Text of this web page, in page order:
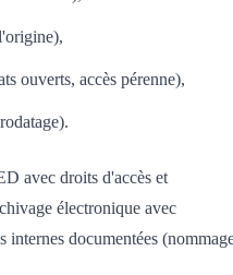
ouverts, accès pérenne),
avec droits d'accès et
électronique avec
internes documentées